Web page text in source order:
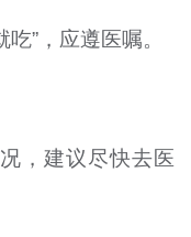
”，应遵医嘱。
，建议尽快去医